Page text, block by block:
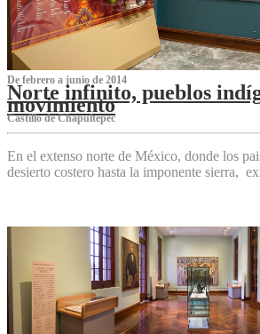
De febrero a junio de 2014
Norte infinito, pueblos
movimiento
Castillo de Chapultepec
En el extenso norte de México, donde los
desierto costero hasta la imponente sierra,